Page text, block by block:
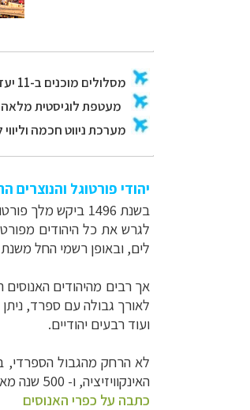
יהודי פורטוגל והנוצרים
בשנת 1496 ביקש מלך פורטוגל
לגרש את כל היהודים
לים, ובאופן רשמי החל משנת 1497 לא נותרו יהודים בפורטוגל.
אך רבים מהיהודים
ועוד רבעים יהודיים.
לא הרחק מהגבול הספרדי,
האינקוויזיציה, ו- 500 שנה מאוחר יותר נקבע על מגדל השמירה שלט המציין זאת.
כתבה על כפרי האנוסים